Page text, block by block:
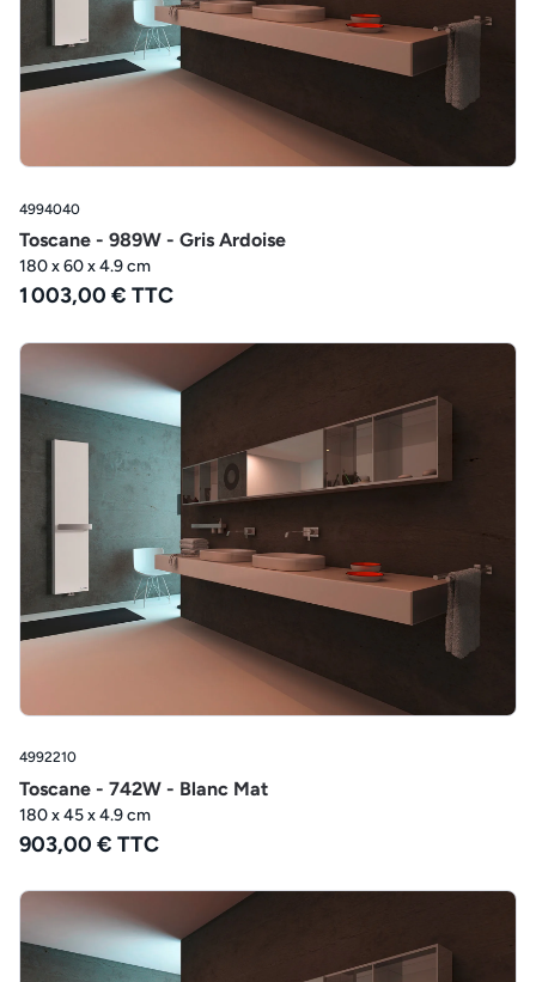
4994040
Toscane - 989W - Gris Ardoise
180 x 60 x 4.9 cm
1 003,00 € TTC
4992210
Toscane - 742W - Blanc Mat
180 x 45 x 4.9 cm
903,00 € TTC